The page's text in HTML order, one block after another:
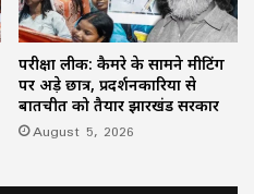
परीक्षा लीक: कैमरे के सामने मीटिंग
पर अड़े छात्र, प्रदर्शनकारियों से
बातचीत को तैयार झारखंड सरकार
August 5, 2026